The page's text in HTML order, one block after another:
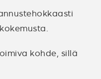
kohde, sillä